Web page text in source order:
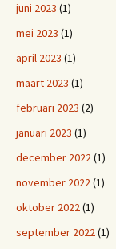
juni 2023 (1)
mei 2023 (1)
april 2023 (1)
maart 2023 (1)
februari 2023 (2)
januari 2023 (1)
december 2022(1)
november 2022(1)
oktober 2022(1)
september 2022(1)